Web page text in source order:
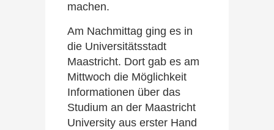
machen.
Am Nachmittag ging es in
die Universitätsstadt
Maastricht. Dort gab es am
Mittwoch die Möglichkeit
Informationen über das
Studium an der Maastricht
University aus erster Hand